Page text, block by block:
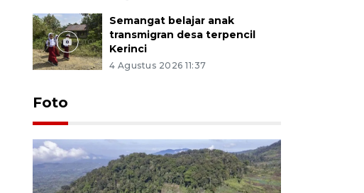
Semangat belajar anak
transmigran desa terpencil
Kerinci
4 Agustus 2026 11:37
Foto